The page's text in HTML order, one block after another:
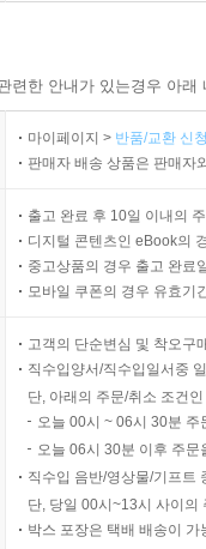
련한 안내가 있는경우 아
마이페이지 > 반품/교환 신
판매자 배송 상품은 판매자
출고 완료 후 10일 이내의
디지털 콘텐츠인 eBook의
중고상품의 경우 출고 완료
모바일 쿠폰의 경우 유효기
고객의 단순변심 및 착오구
직수입양서/직수입일서중
단, 아래의 주문/취소 조건
오늘 00시 ~ 06시 30분
오늘 06시 30분 이후 주
직수입 음반/영상물/기프트
단, 당일 00시~13시 사이의
박스 포장은 택배 배송이